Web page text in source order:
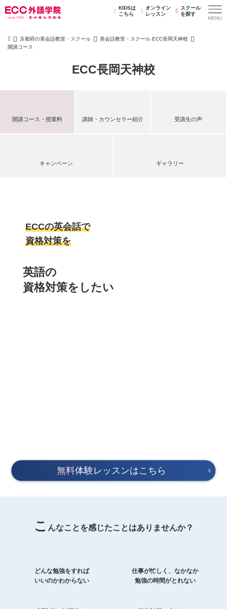
KIDSは
こちら
オンライン
レッスン
スクール
を探す
京都府の英会話教室・スクール
英会話教室・スクール ECC長岡天神校
開講コース
ECC長岡天神校
開講コース・授業料 講師・カウンセラー紹介 受講生の声
キャンペーン ギャラリー
ECCの英会話で
資格対策を
英語の
資格対策をしたい
無料体験レッスンはこちら
こ んなことを感じたことはありませんか？
どんな勉強をすれば
いいのかわからない
仕事が忙しく、なかなか
勉強の時間がとれない